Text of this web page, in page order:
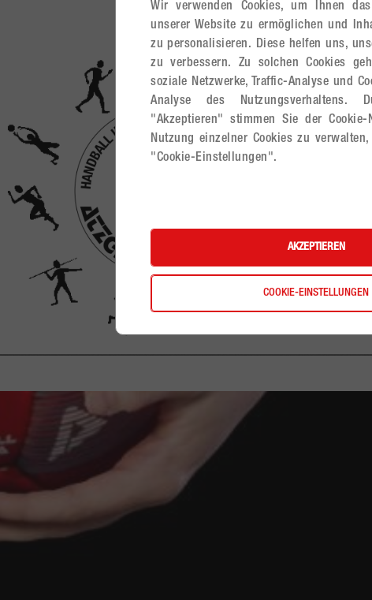
Wir verwenden Cookies, um Ihnen
unserer Website zu ermöglichen und
zu personalisieren. Diese helfen uns,
zu verbessern. Zu solchen Cookies
soziale Netzwerke, Traffic-Analyse und
Analyse des Nutzungsverhaltens.
"Akzeptieren" stimmen Sie der
Nutzung einzelner Cookies zu
"Cookie-Einstellungen".
AKZEPTIEREN
COOKIE-EINSTELLUNGEN